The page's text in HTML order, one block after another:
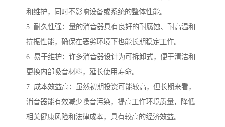
和维护，同时不影响设备或系统的整体性能。
5. 耐久性强：量的消音器具有良好的耐腐蚀、耐高温和
抗振性能，确保在恶劣环境下也能长期稳定工作。
6. 易于维护：许多消音器设计为可拆卸式，便于清洁和
更换内部吸音材料，延长使用寿命。
7. 成本效益高：虽然初期投资可能较高，但长期来看，
消音器能有效减少噪音污染，提高工作环境质量，降低
相关健康风险和法律成本，具有较高的经济效益。